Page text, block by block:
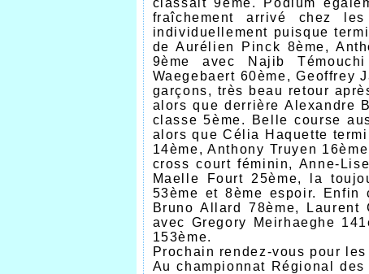
fraîchement arrivé chez
individuellement puisque
de Aurélien Pinck 8ème,
9ème avec Najib
Waegebaert 60ème, Geoffrey
garçons, très beau retour
alors que derrière Alexandre
classe 5ème. Belle course
alors que Célia Haquette
14ème, Anthony Truyen
cross court féminin, Anne-
Maelle Fourt 25ème, la
53ème et 8ème espoir. Enfin
Bruno Allard 78ème,
avec Gregory Meirhaeghe
153ème.
Prochain rendez-vous pour
Au championnat Régional